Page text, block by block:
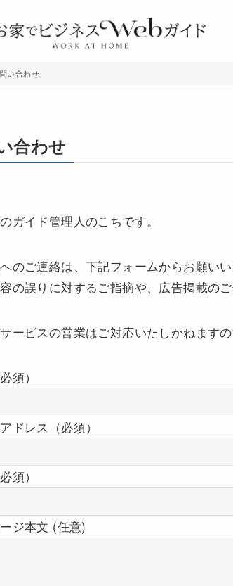
い合わせ
合わせ
ガイド管理人のこちです。
のご連絡は、下記フォームからお願いい
の誤りに対するご指摘や、広告掲載の
ービスの営業はご対応いたしかねますの
須）
ドレス（必須）
須）
ジ本文 (任意)